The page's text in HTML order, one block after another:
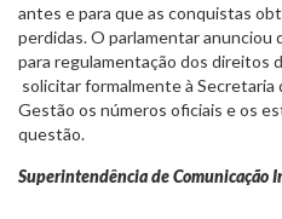
antes e para que as conquistas
perdidas. O parlamentar anunciou
para regulamentação dos direitos
solicitar formalmente à
Gestão os números oficiais e os
questão.
Superintendência de Comunicação